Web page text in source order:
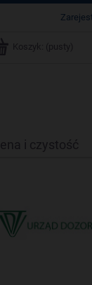
Koszyk: (pusty)
i czystość